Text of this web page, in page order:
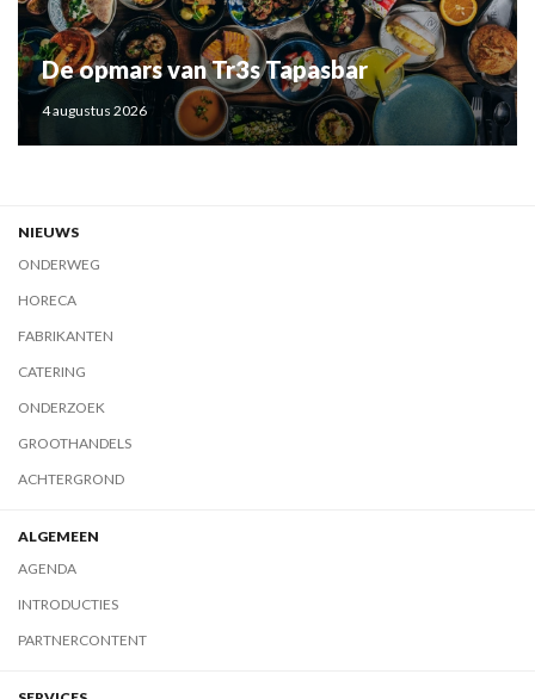
De opmars van Tr3s Tapasbar
4 augustus 2026
NIEUWS
ONDERWEG
HORECA
FABRIKANTEN
CATERING
ONDERZOEK
GROOTHANDELS
ACHTERGROND
ALGEMEEN
AGENDA
INTRODUCTIES
PARTNERCONTENT